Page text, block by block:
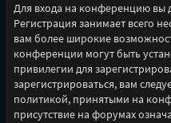
Для входа на конференцию вы
Регистрация занимает всего
вам более широкие
конференции могут быть
привилегии для
зарегистрироваться, вам
политикой, принятыми на
присутствие на форумах